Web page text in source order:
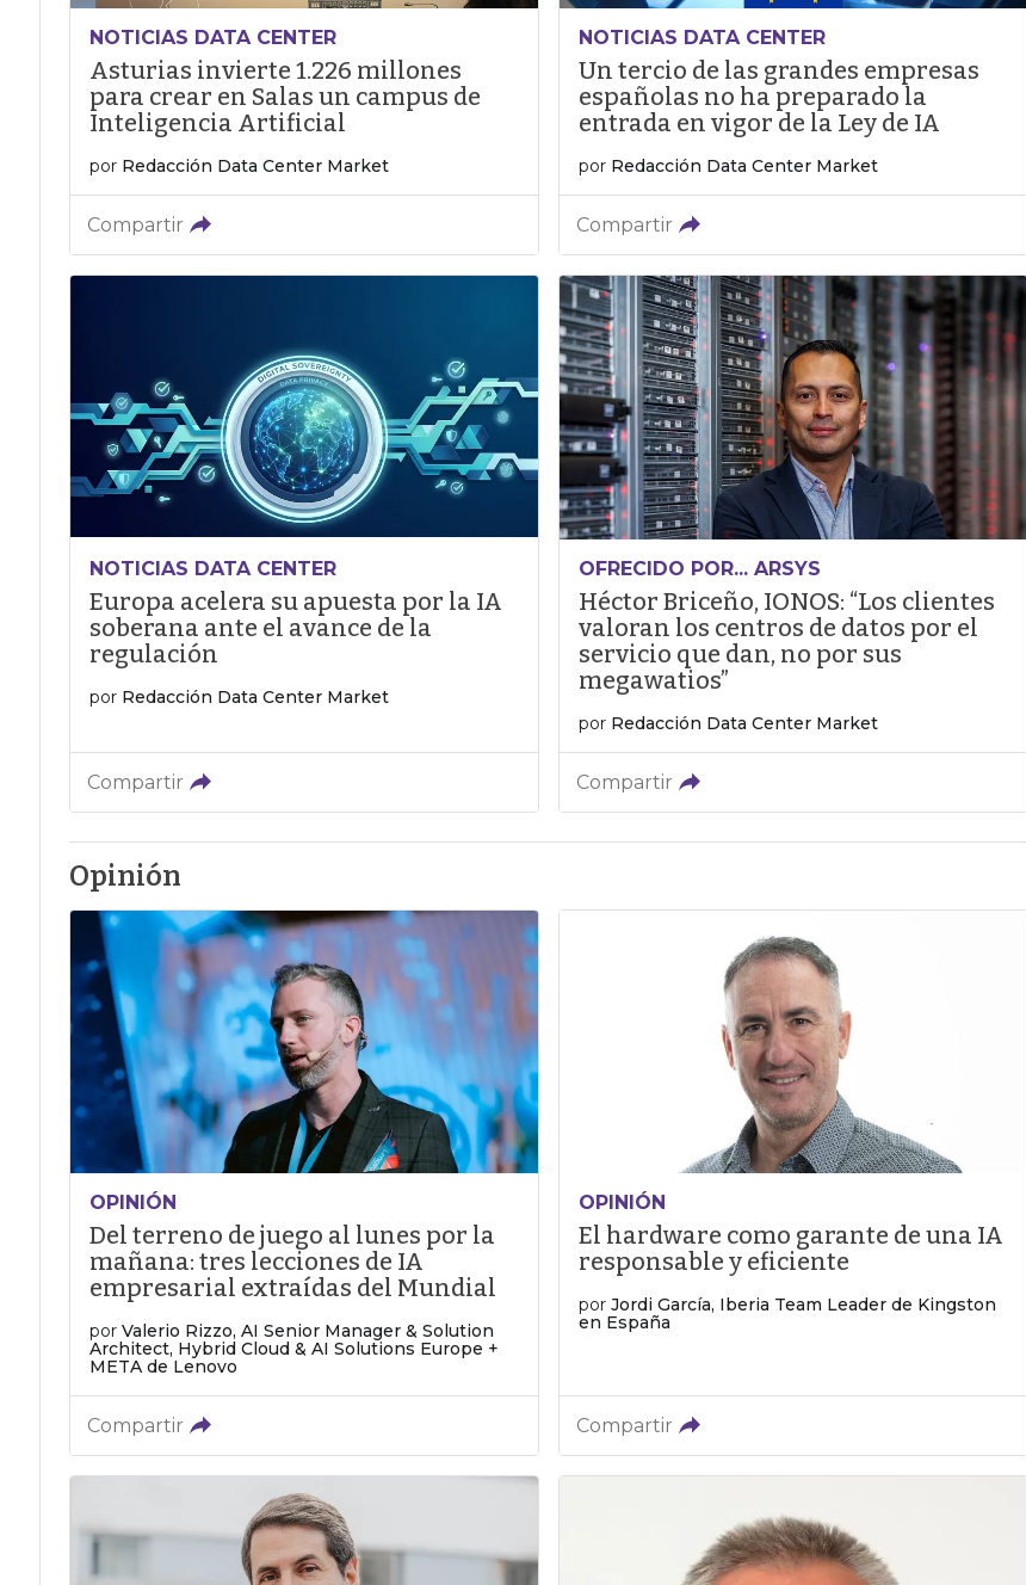
NOTICIAS DATA CENTER
Asturias invierte 1.226 millones
para crear en Salas un campus de
Inteligencia Artificial
por Redacción Data Center Market
Compartir
NOTICIAS DATA CENTER
Un tercio de las grandes empresas
españolas no ha preparado la
entrada en vigor de la Ley de IA
por Redacción Data Center Market
Compartir
NOTICIAS DATA CENTER
Europa acelera su apuesta por la IA
soberana ante el avance de la
regulación
por Redacción Data Center Market
Compartir
OFRECIDO POR... ARSYS
Héctor Briceño, IONOS: “Los clientes
valoran los centros de datos por el
servicio que dan, no por sus
megawatios”
por Redacción Data Center Market
Compartir
Opinión
OPINIÓN
Del terreno de juego al lunes por la
mañana: tres lecciones de IA
empresarial extraídas del Mundial
por Valerio Rizzo, AI Senior Manager & Solution
Architect, Hybrid Cloud & AI Solutions Europe +
META de Lenovo
Compartir
OPINIÓN
El hardware como garante de una IA
responsable y eficiente
por Jordi García, Iberia Team Leader de Kingston
en España
Compartir